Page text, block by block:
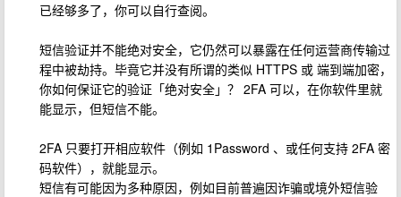
已经够多了，你可以自行查阅。
短信验证并不能绝对安全，它仍然可以暴露在任何运营商传输过
程中被劫持。毕竟它并没有所谓的类似 HTTPS 或 端到端加密，
你如何保证它的验证「绝对安全」？ 2FA 可以，在你软件里就
能显示，但短信不能。
2FA 只要打开相应软件（例如 1Password 、或任何支持 2FA 密
码软件），就能显示。
短信有可能因为多种原因，例如目前普遍因诈骗或境外短信验